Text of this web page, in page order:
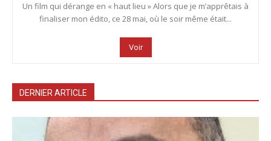
Un film qui dérange en « haut lieu » Alors que je m’apprêtais à
finaliser mon édito, ce 28 mai, où le soir même était...
Voir
DERNIER ARTICLE